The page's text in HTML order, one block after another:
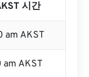
시간
am AKST
am AKST